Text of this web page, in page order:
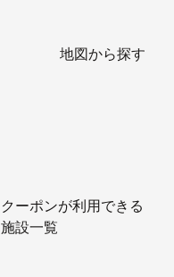
地図から探す
クーポンが利用できる
施設一覧